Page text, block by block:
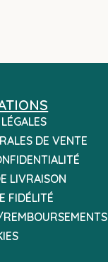
DE VENTE
LIVRAISON
FIDÉLITÉ